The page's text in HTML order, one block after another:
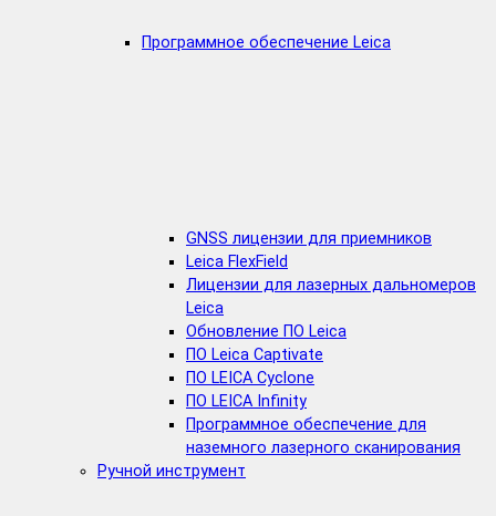
Программное обеспечение Leica
GNSS лицензии для приемников
Leica FlexField
Лицензии для лазерных дальномеров
Leica
Обновление ПО Leica
ПО Leica Captivate
ПО LEICA Cyclone
ПО LEICA Infinity
Программное обеспечение для
наземного лазерного сканирования
Ручной инструмент